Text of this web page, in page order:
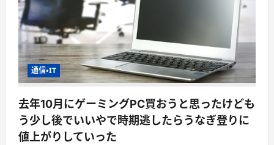
通信・IT
去年10月にゲーミングPC買おうと思ったけども
う少し後でいいやで時期逃したらうなぎ登りに
値上がりしていった